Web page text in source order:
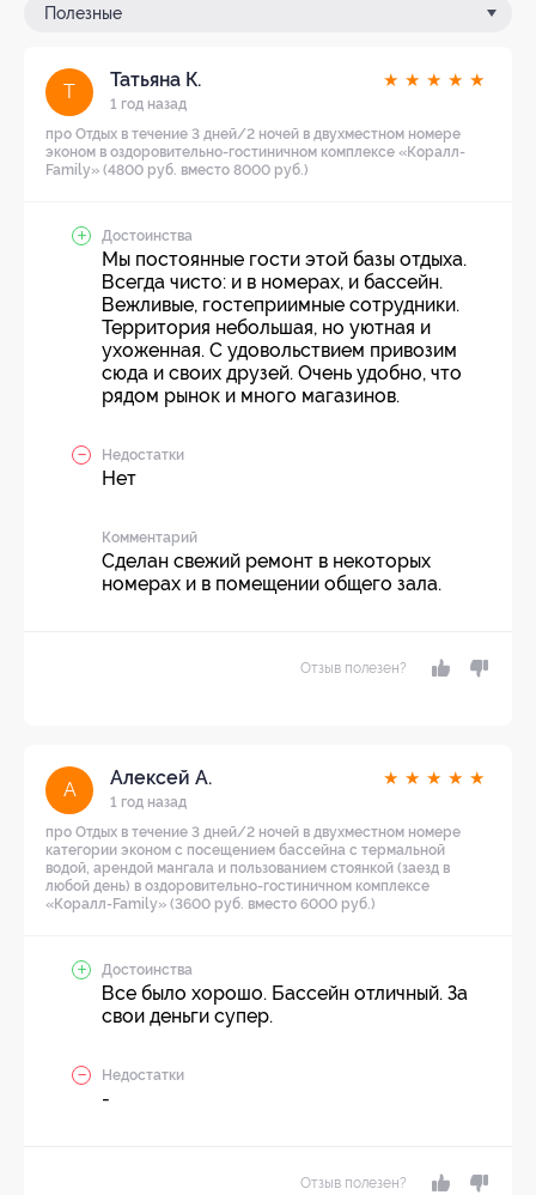
Полезные
Т
Татьяна К.
1 год назад
★ ★ ★ ★ ★
про Отдых в течение 3 дней/2 ночей в двухместном номере
эконом в оздоровительно-гостиничном комплексе «Коралл-
Family» (4800 руб. вместо 8000 руб.)
Достоинства
Мы постоянные гости этой базы отдыха.
Всегда чисто: и в номерах, и бассейн.
Вежливые, гостеприимные сотрудники.
Территория небольшая, но уютная и
ухоженная. С удовольствием привозим
сюда и своих друзей. Очень удобно, что
рядом рынок и много магазинов.
Недостатки
Нет
Комментарий
Сделан свежий ремонт в некоторых
номерах и в помещении общего зала.
Отзыв полезен?
А
Алексей А.
1 год назад
★ ★ ★ ★ ★
про Отдых в течение 3 дней/2 ночей в двухместном номере
категории эконом с посещением бассейна с термальной
водой, арендой мангала и пользованием стоянкой (заезд в
любой день) в оздоровительно-гостиничном комплексе
«Коралл-Family» (3600 руб. вместо 6000 руб.)
Достоинства
Все было хорошо. Бассейн отличный. За
свои деньги супер.
Недостатки
-
Отзыв полезен?